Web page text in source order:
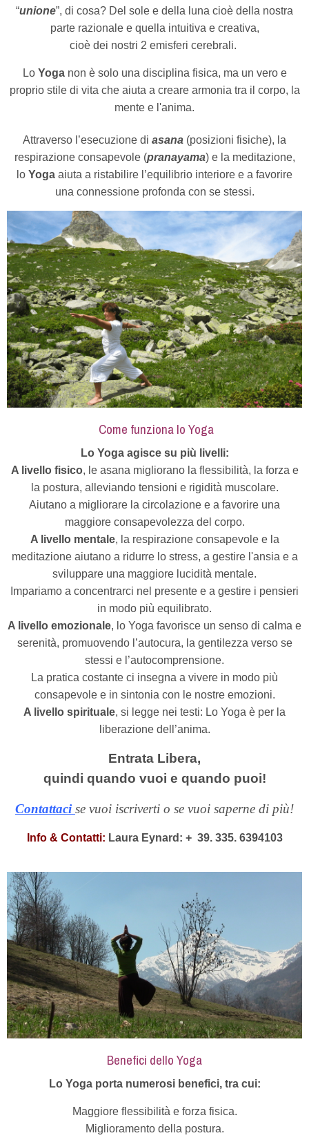
“unione”, di cosa? Del sole e della luna cioè della nostra
parte razionale e quella intuitiva e creativa,
cioè dei nostri 2 emisferi cerebrali.
Lo Yoganon è solo una disciplina fisica, ma un vero e
proprio stile di vita che aiuta a creare armonia tra il corpo, la
mente e l'anima.
Attraverso l’esecuzione di asana (posizioni fisiche), la
respirazione consapevole (pranayama) e la meditazione,
lo Yoga aiuta a ristabilire l’equilibrio interiore e a favorire
una connessione profonda con se stessi.
Come funziona lo Yoga
Lo Yoga agisce su più livelli:
A livello fisico, le asana migliorano la flessibilità, la forza e
la postura, alleviando tensioni e rigidità muscolare.
Aiutano a migliorare la circolazione e a favorire una
maggiore consapevolezza del corpo.
A livello mentale, la respirazione consapevole e la
meditazione aiutano a ridurre lo stress, a gestire l'ansia e a
sviluppare una maggiore lucidità mentale.
Impariamo a concentrarci nel presente e a gestire i pensieri
in modo più equilibrato.
A livello emozionale, lo Yoga favorisce un senso di calma e
serenità, promuovendo l’autocura, la gentilezza verso se
stessi e l’autocomprensione.
La pratica costante ci insegna a vivere in modo più
consapevole e in sintonia con le nostre emozioni.
A livello spirituale, si legge nei testi: Lo Yoga è per la
liberazione dell’anima.
Entrata Libera,
quindi quando vuoi e quando puoi!
Contattaci se vuoi iscriverti o se vuoi saperne di più!
Info & Contatti: Laura Eynard: + 39. 335. 6394103
Benefici dello Yoga
Lo Yoga porta numerosi benefici, tra cui:
Maggiore flessibilità e forza fisica.
Miglioramento della postura.